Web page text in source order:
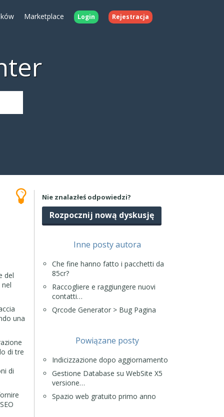
Marketplace Login Rejestracja
del
una
di tre
di
Nie znalazłeś odpowiedzi?
Rozpocznij nową dyskusję
Inne posty autora
Che fine hanno fatto i pacchetti da
85cr?
Raccogliere e raggiungere nuovi
contatti…
Qrcode Generator > Bug Pagina
Powiązane posty
Indicizzazione dopo aggiornamento
Gestione Database su WebSite X5
versione…
Spazio web gratuito primo anno